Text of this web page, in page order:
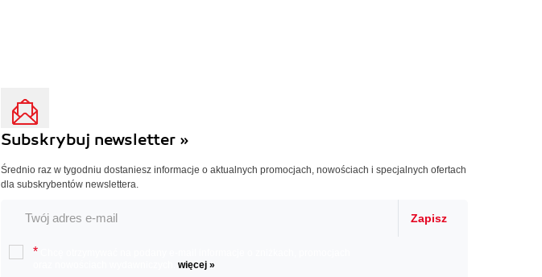
Subskrybuj newsletter »
Średnio raz w tygodniu dostaniesz informacje o aktualnych promocjach, nowościach i specjalnych ofertach
dla subskrybentów newslettera.
Zapisz
*
więcej »